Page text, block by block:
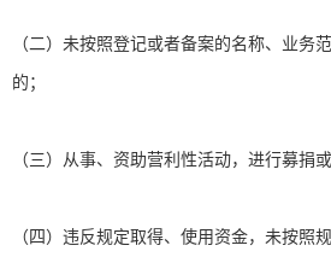
（二）未按照登记或者备案的名称、业务
的；
（三）从事、资助营利性活动，进行募捐
（四）违反规定取得、使用资金，未按照